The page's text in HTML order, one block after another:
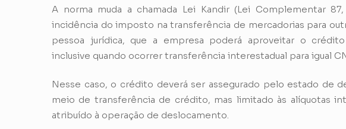
A norma muda a chamada Lei Kandir (Lei Complementar
incidência do imposto na transferência de mercadorias para
pessoa jurídica, que a empresa poderá aproveitar o
inclusive quando ocorrer transferência interestadual para igual
Nesse caso, o crédito deverá ser assegurado pelo estado de
meio de transferência de crédito, mas limitado às alíquotas
atribuído à operação de deslocamento.